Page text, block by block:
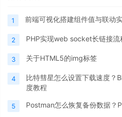
1 前端可视化搭建组件值与联动
2 PHP实现web socket长链接流
3 关于HTML5的img标签
4
比特彗星怎么设置下载速度？
度教程
5 Postman怎么恢复备份数据？